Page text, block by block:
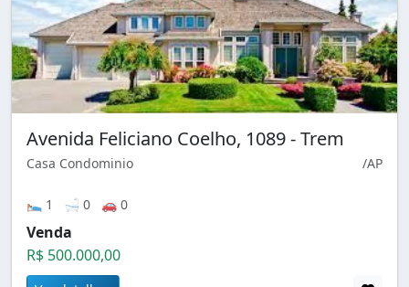
Avenida Feliciano Coelho, 1089 - Trem
Casa Condominio /AP
🛌 1 🛁 0 🚗 0
Venda
R$ 500.000,00